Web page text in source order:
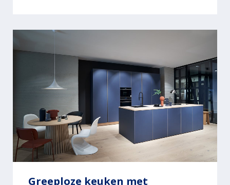
Greeploze keuken met